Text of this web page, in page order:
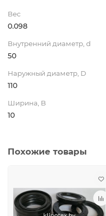
Вес
0.098
Внутренний диаметр, d
50
Наружный диаметр, D
110
Ширина, B
10
Похожие товары